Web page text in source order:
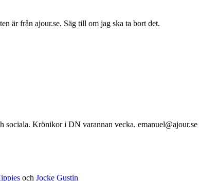
är från ajour.se. Säg till om jag ska ta bort det.
sociala. Krönikor i DN varannan vecka. emanuel@ajour.se
och Jocke Gustin